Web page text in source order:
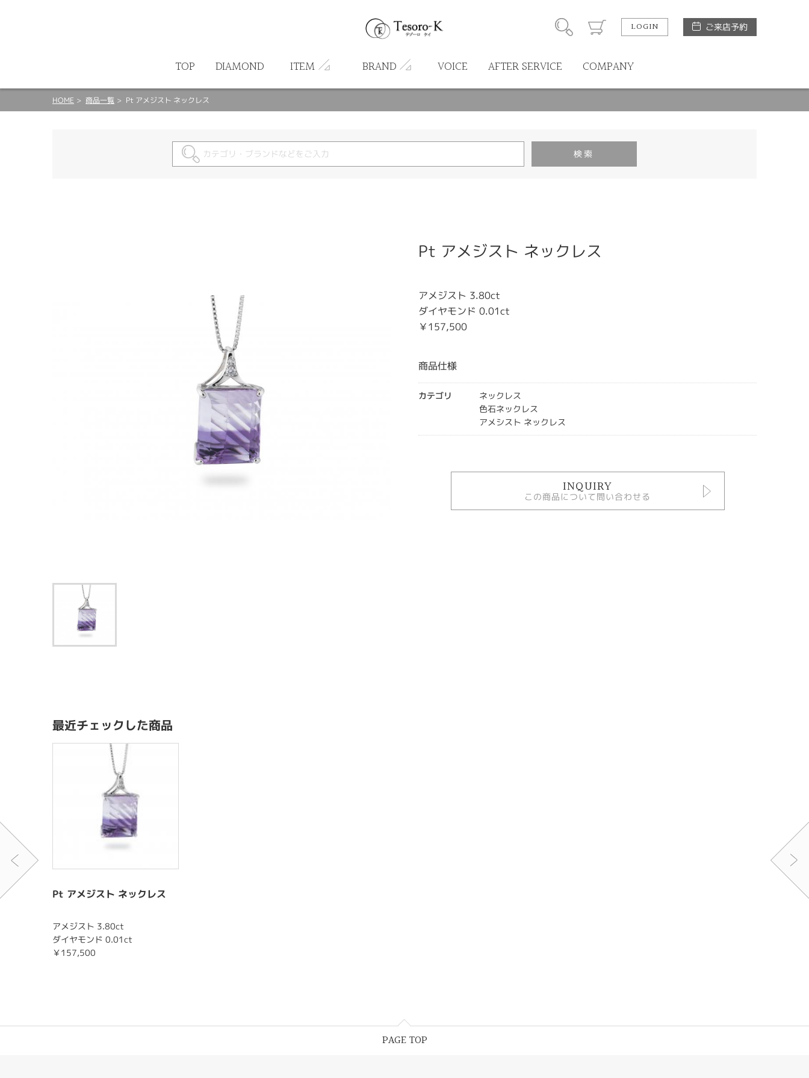
LOGIN ご来店予約
TOP DIAMOND ITEM BRAND VOICE AFTER SERVICE COMPANY
HOME 商品一覧 Pt アメジスト ネックレス
Pt アメジスト ネックレス
アメジスト 3.80ct
ダイヤモンド 0.01ct
￥157,500
商品仕様
カテゴリ
ネックレス
色石ネックレス
アメシスト ネックレス
INQUIRY
この商品について問い合わせる
最近チェックした商品
Pt アメジスト ネックレス
アメジスト 3.80ct
ダイヤモンド 0.01ct
￥157,500
PAGE TOP